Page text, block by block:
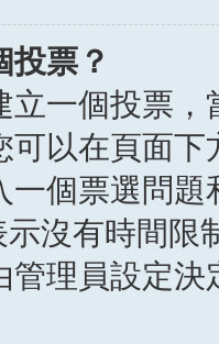
投票？
立一個投票
可以在頁面
一個票選問
沒有時間限
管理員設定決